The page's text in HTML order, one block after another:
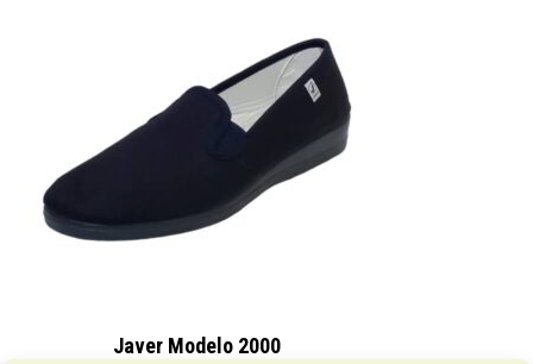
85,00 €.65,00 €.
Javer Modelo 2000